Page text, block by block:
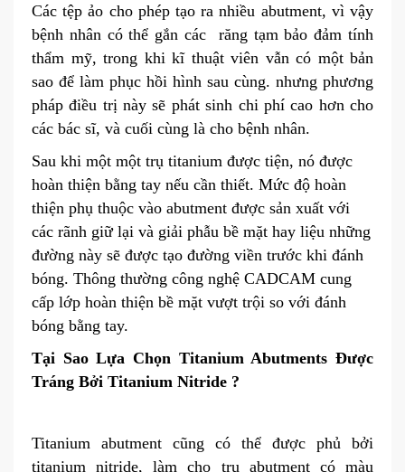
Các tệp ảo cho phép tạo ra nhiều abutment, vì vậy
bệnh nhân có thể gắn các răng tạm bảo đảm tính
thẩm mỹ, trong khi kĩ thuật viên vẫn có một bản
sao để làm phục hồi hình sau cùng. nhưng phương
pháp điều trị này sẽ phát sinh chi phí cao hơn cho
các bác sĩ, và cuối cùng là cho bệnh nhân.
Sau khi một một trụ titanium được tiện, nó được
hoàn thiện bằng tay nếu cần thiết. Mức độ hoàn
thiện phụ thuộc vào abutment được sản xuất với
các rãnh giữ lại và giải phẫu bề mặt hay liệu những
đường này sẽ được tạo đường viền trước khi đánh
bóng. Thông thường công nghệ CADCAM cung
cấp lớp hoàn thiện bề mặt vượt trội so với đánh
bóng bằng tay.
Tại Sao Lựa Chọn Titanium Abutments Được
Tráng Bởi Titanium Nitride ?
Titanium abutment cũng có thể được phủ bởi
titanium nitride, làm cho trụ abutment có màu